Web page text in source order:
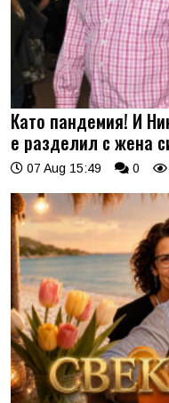
Като пандемия! И
е разделил с жена
07 Aug 15:49 0